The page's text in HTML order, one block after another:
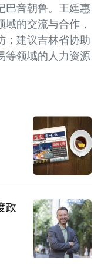
巴音朝鲁。王廷惠
的交流与合作，
；建议吉林省协助
等领域的人力资源
政